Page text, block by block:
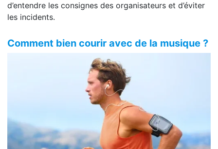
d’entendre les consignes des organisateurs et d’éviter
les incidents.
Comment bien courir avec de la musique ?